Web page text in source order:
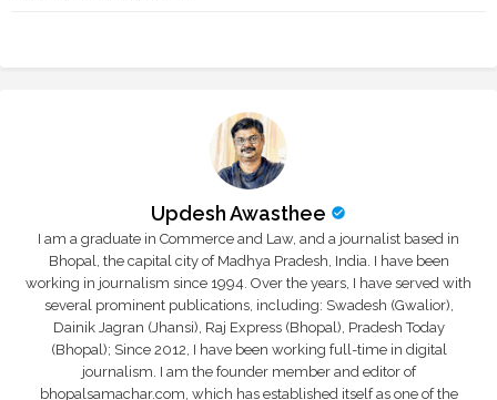
Updesh Awasthee
I am a graduate in Commerce and Law, and a journalist based in
Bhopal, the capital city of Madhya Pradesh, India. I have been
working in journalism since 1994. Over the years, I have served with
several prominent publications, including: Swadesh (Gwalior),
Dainik Jagran (Jhansi), Raj Express (Bhopal), Pradesh Today
(Bhopal); Since 2012, I have been working full-time in digital
journalism. I am the founder member and editor of
bhopalsamachar.com, which has established itself as one of the